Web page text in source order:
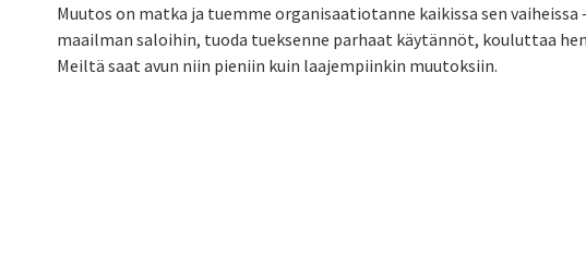
Muutos on matka ja tuemme organisaatiotanne kaikissa sen
maailman saloihin, tuoda tueksenne parhaat käytännöt, kouluttaa
Meiltä saat avun niin pieniin kuin laajempiinkin muutoksiin.